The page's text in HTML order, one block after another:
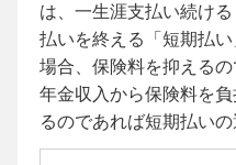
は、一生涯支払い続け
払いを終える「短期払
場合、保険料を抑える
年金収入から保険料を
るのであれば短期払いの